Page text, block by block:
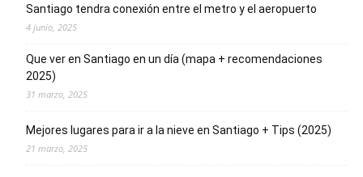
Santiago tendra conexión entre el metro y el aeropuerto
4 junio, 2025
Que ver en Santiago en un día (mapa + recomendaciones
2025)
31 marzo, 2025
Mejores lugares para ir a la nieve en Santiago + Tips (2025)
21 marzo, 2025